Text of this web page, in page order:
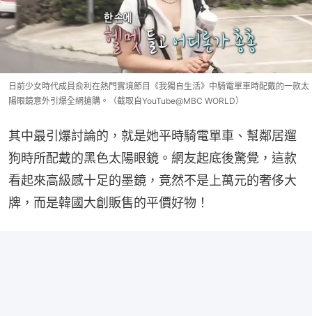
日前少女時代成員俞利在熱門實境節目《我獨自生活》中騎電單車時配戴的一款太
陽眼鏡意外引爆全網搶購。（截取自YouTube@MBC WORLD）
其中最引爆討論的，就是她平時騎電單車、幫鄰居遛
狗時所配戴的黑色太陽眼鏡。網友起底後驚覺，這款
看起來高級感十足的墨鏡，竟然不是上萬元的奢侈大
牌，而是韓國大創販售的平價好物！